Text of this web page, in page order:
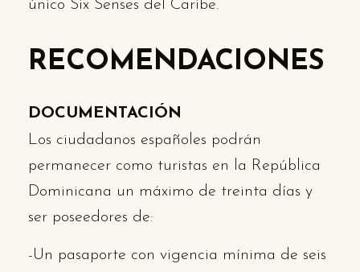
único Six Senses del Caribe.
RECOMENDACIONES
DOCUMENTACIÓN
Los ciudadanos españoles podrán
permanecer como turistas en la República
Dominicana un máximo de treinta días y
ser poseedores de:
-Un pasaporte con vigencia mínima de seis